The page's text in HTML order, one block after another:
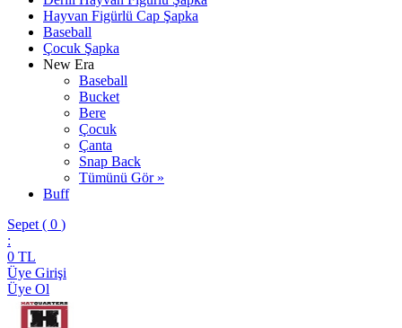
Hayvan Figürlü Cap Şapka
Baseball
Çocuk Şapka
New Era
Baseball
Bucket
Bere
Çocuk
Çanta
Snap Back
Tümünü Gör »
Buff
Sepet ( 0 )
:
0 TL
Üye Girişi
Üye Ol